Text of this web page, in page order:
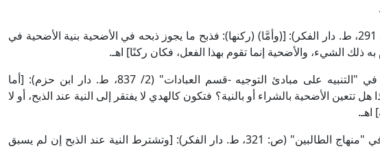
وجاء في "الفتاوى الهندية" (5/ 291، ط. دار الفكر): [(وأمَّا) (ركنها): فذبح ما يجوز ذبحه في الأضحية بنية الأضحية في
ذلك الشيء، والأضحية إنما تقوم بهذا الفعل، فكان ركنًا] اهـ.
وقال الإمام التنوخي المالكي في "التنبيه على مبادئ التوجيه -قسم العبادات" (2/ 837، ط. دار ابن حزم): [أما
تتعين الأضحية بالشراء أو بالنية؟ فتكون كالهدي لا يفتقر إلى النية عند الذبح، أو لا
اهـ.
وقال الإمام النووي الشافعي في "منهاج الطالبين" (ص: 321، ط. دار الفكر): [وتشترط النية عند الذبح إن لم يسبق